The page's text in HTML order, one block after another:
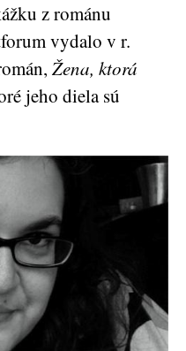
z románu
vydalo v r.
Žena, ktorá
jeho diela sú